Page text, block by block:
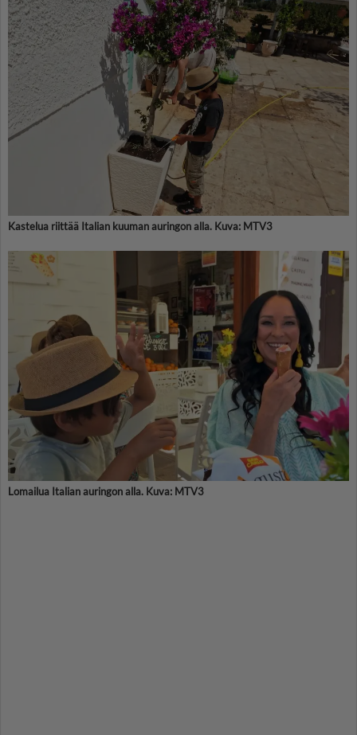
Kastelua riittää Italian kuuman auringon alla. Kuva: MTV3
Lomailua Italian auringon alla. Kuva: MTV3